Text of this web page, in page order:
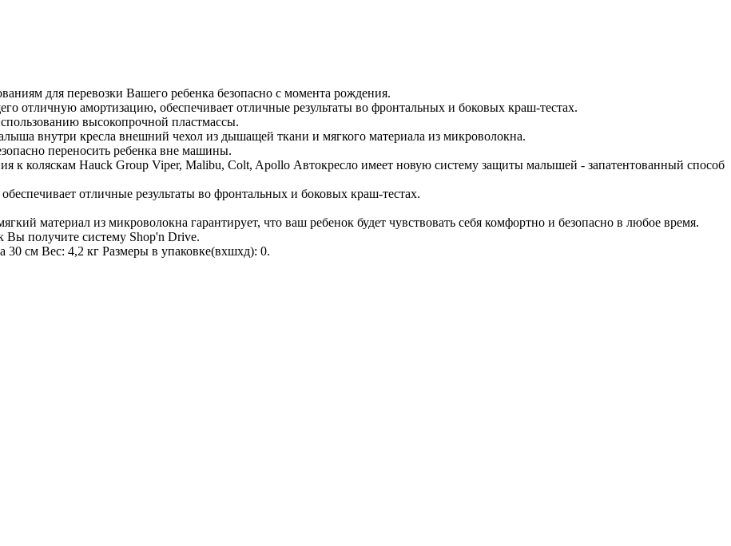
для перевозки Вашего ребенка безопасно с момента рождения.
отличную амортизацию, обеспечивает отличные результаты во фронтальных и боковых краш-тестах.
высокопрочной пластмассы.
внутри кресла внешний чехол из дышащей ткани и мягкого материала из микроволокна.
переносить ребенка вне машины.
к коляскам Hauck Group Viper, Malibu, Colt, Apollo Автокресло имеет новую систему защиты малышей - запатентованный способ
отличные результаты во фронтальных и боковых краш-тестах.
материал из микроволокна гарантирует, что ваш ребенок будет чувствовать себя комфортно и безопасно в любое время.
Вы получите систему Shop'n Drive.
см Вес: 4,2 кг Размеры в упаковке(вхшхд): 0.